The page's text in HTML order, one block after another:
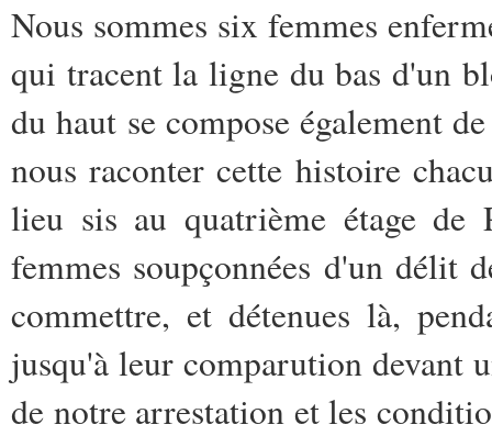
Nous sommes six femmes
qui tracent la ligne du bas d'un
du haut se compose également
nous raconter cette histoire
lieu sis au quatrième étage de
femmes soupçonnées d'un délit
commettre, et détenues là,
jusqu'à leur comparution devant
de notre arrestation et les